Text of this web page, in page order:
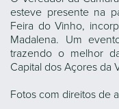
esteve presente na
Feira do Vinho,
Madalena. Um
trazendo o melhor
Capital dos Açores da
Fotos com direitos de